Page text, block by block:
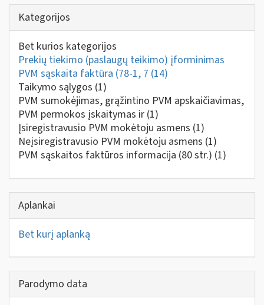
Kategorijos
Bet kurios kategorijos
Prekių tiekimo (paslaugų teikimo) įforminimas
PVM sąskaita faktūra (78-1, 7 (14)
Taikymo sąlygos (1)
PVM sumokėjimas, grąžintino PVM apskaičiavimas,
PVM permokos įskaitymas ir (1)
Įsiregistravusio PVM mokėtoju asmens (1)
Neįsiregistravusio PVM mokėtoju asmens (1)
PVM sąskaitos faktūros informacija (80 str.) (1)
Aplankai
Bet kurį aplanką
Parodymo data